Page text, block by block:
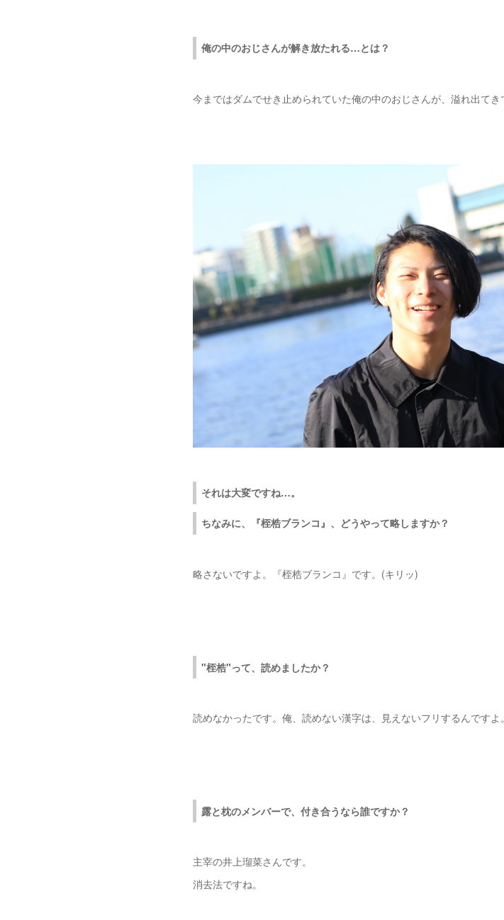
俺の中のおじさんが解き放たれる…とは？
今まではダムでせき止められていた俺の中のおじさんが、溢れ出てき
それは大変ですね…。
ちなみに、『桎梏ブランコ』、どうやって略しますか？
略さないですよ。『桎梏ブランコ』です。(キリッ)
"桎梏"って、読めましたか？
読めなかったです。俺、読めない漢字は、見えないフリするんです
露と枕のメンバーで、付き合うなら誰ですか？
主宰の井上瑠菜さんです。
消去法ですね。